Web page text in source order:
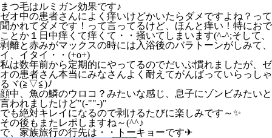
まつ毛はルミガン効果です♪
ゼオ中の患者さんによく痒いけどかいたらダメですよね？って
聞かれてダメです！って言ってるけど、ほんと痒い！特におで
ことか１日中痒くて痒くて・・掻いてしまいます(^-^;そして、
剥離と赤みがマックスの時には入浴後のバラトーンがしみて、
イ、イタイ・・(+o+)
私は数年前から定期的にやってるのでだいぶ慣れましたが、ゼ
オの患者さん本当にみなさんよく耐えてがんばっていらっしゃ
るヾ(≧▽≦)ﾉ
顔中、魚の鱗のウロコ？みたいな感じ、息子にゾンビみたいと
言われましたけど"(-""-)"
でも絶対キレイになるので剥けるたびに楽しみです～✨
その後もまたレポしますね～(^^♪
で、家族旅行の行先は・・トーキョーです✈